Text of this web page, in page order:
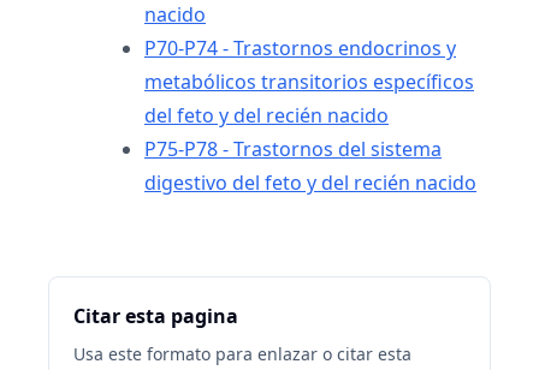
nacido
P70-P74 - Trastornos endocrinos y
metabólicos transitorios específicos
del feto y del recién nacido
P75-P78 - Trastornos del sistema
digestivo del feto y del recién nacido
Citar esta pagina
Usa este formato para enlazar o citar esta